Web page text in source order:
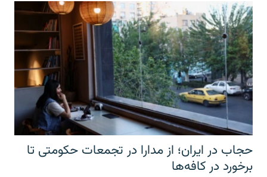
حجاب در ایران؛ از مدارا در تجمعات حکومتی تا
برخورد در کافه‌ها